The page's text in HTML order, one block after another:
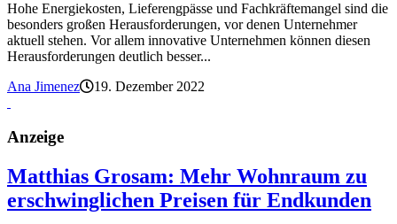
Hohe Energiekosten, Lieferengpässe und Fachkräftemangel sind die
besonders großen Herausforderungen, vor denen Unternehmer
aktuell stehen. Vor allem innovative Unternehmen können diesen
Herausforderungen deutlich besser...
Ana Jimenez
19. Dezember 2022
Anzeige
Matthias Grosam: Mehr Wohnraum zu
erschwinglichen Preisen für Endkunden